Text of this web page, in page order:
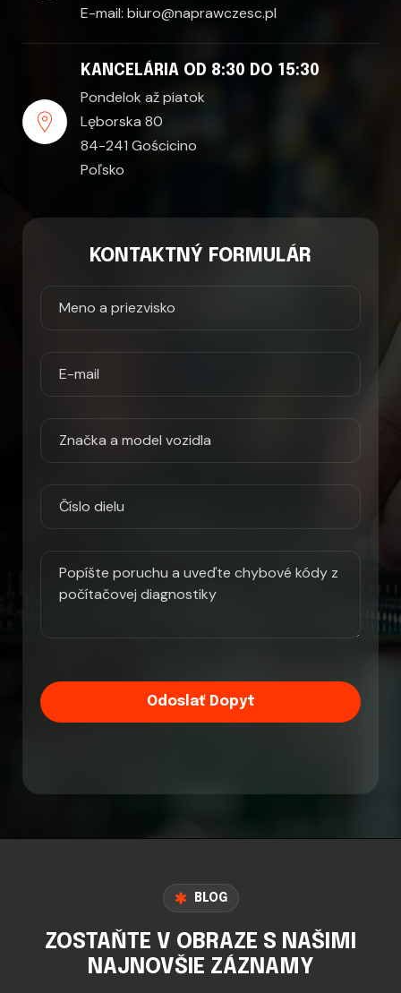
E-mail: biuro@naprawczesc.pl
KANCELÁRIA OD 8:30 DO 15:30
Pondelok až piatok
Lęborska 80
84-241 Gościcino
Poľsko
KONTAKTNÝ FORMULÁR
Odoslať Dopyt
BLOG
ZOSTAŇTE V OBRAZE S NAŠIMI
NAJNOVŠIE ZÁZNAMY